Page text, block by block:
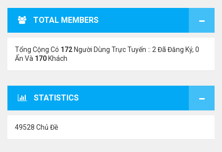
TOTAL MEMBERS
Tổng Cộng Có 172 Người Dùng Trực Tuyến :: 2 Đã Đăng Ký, 0
Ẩn Và 170 Khách
STATISTICS
49528 Chủ Đề